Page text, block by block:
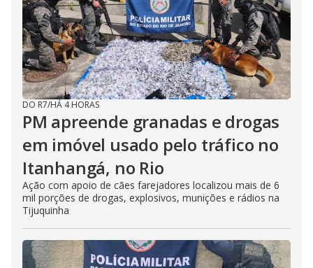
DO R7/HÁ 4 HORAS
PM apreende granadas e drogas
em imóvel usado pelo tráfico no
Itanhangá, no Rio
Ação com apoio de cães farejadores localizou mais de 6
mil porções de drogas, explosivos, munições e rádios na
Tijuquinha